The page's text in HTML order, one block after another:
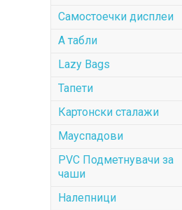
Самостоечки дисплеи
А табли
Lazy Bags
Тапети
Картонски сталажи
Мауспадови
PVC Подметнувачи за
чаши
Налепници